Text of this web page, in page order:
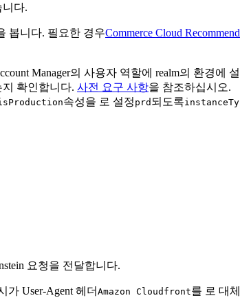
다.
봅니다. 필요한 경우Commerce Cloud
Manager의 사용자 역할에 realm의 환경에
지 확인합니다. 사전 요구 사항을 참조하십시오.
속성을 로 설정 prd 되도록
요청을 전달합니다.
가 User-Agent 헤더 Amazon Cloudfront를 로 대